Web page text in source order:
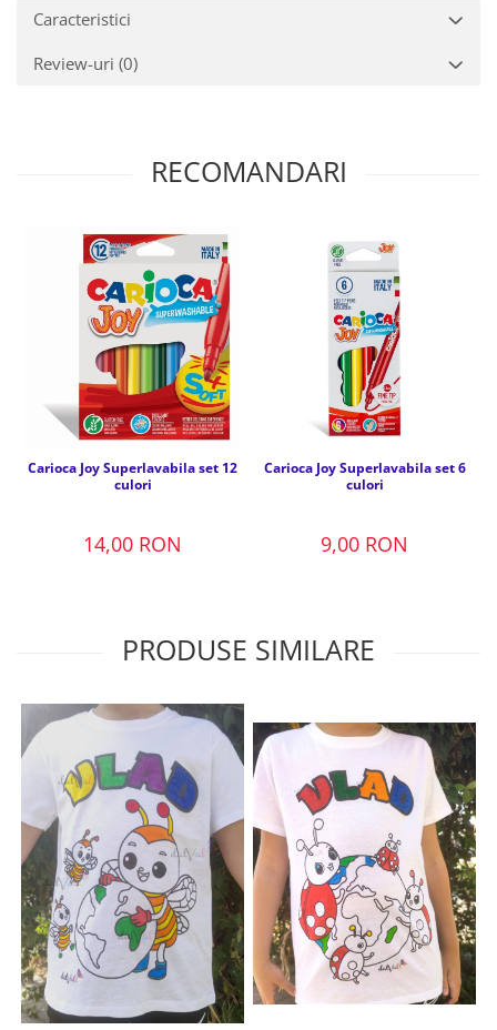
Caracteristici
Review-uri (0)
RECOMANDARI
Carioca Joy Superlavabila set 12
culori
14,00 RON
Carioca Joy Superlavabila set 6
culori
9,00 RON
PRODUSE SIMILARE